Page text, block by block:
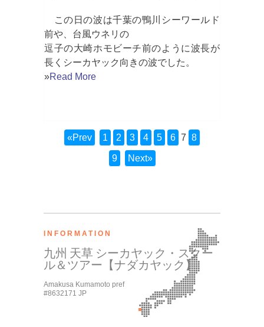
この日の波は千葉の鴨川シーワールド
前や、台風ウネリの
逗子の大崎ホモビーチ前のように波長が
長くシーカヤック向きの波でした。
»Read More
«Prev 1 2 3 4 5 6 7 8
9 Next»
INFORMATION
九州 天草 シーカヤック・スクー
ル＆ツアー【ナダカヤック】
Amakusa Kumamoto pref
#8632171 JP